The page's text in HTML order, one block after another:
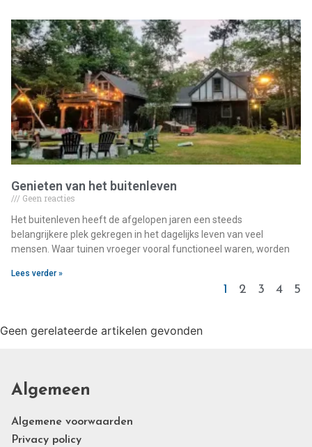
Genieten van het buitenleven
Geen reacties
Het buitenleven heeft de afgelopen jaren een steeds
belangrijkere plek gekregen in het dagelijks leven van veel
mensen. Waar tuinen vroeger vooral functioneel waren, worden
Lees verder »
1 2 3 4 5
Geen gerelateerde artikelen gevonden
Algemeen
Algemene voorwaarden
Privacy policy